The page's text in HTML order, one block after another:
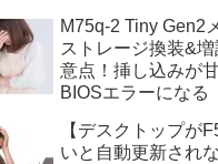
M75q-2 Tiny Gen2
ストレージ換装&
意点！挿し込みが
BIOSエラーになる
【デスクトップが
いと自動更新され